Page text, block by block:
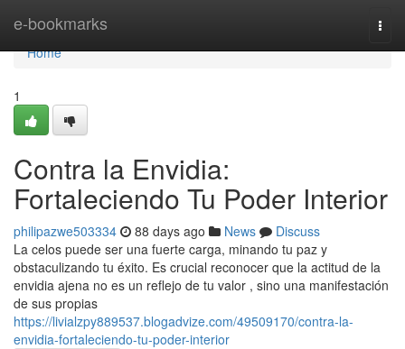
e-bookmarks
Home
Home
1
Contra la Envidia:
Fortaleciendo Tu Poder Interior
philipazwe503334 88 days ago News
Discuss
La celos puede ser una fuerte carga, minando tu paz y
obstaculizando tu éxito. Es crucial reconocer que la actitud de la
envidia ajena no es un reflejo de tu valor , sino una manifestación
de sus propias
https://livialzpy889537.blogadvize.com/49509170/contra-la-
envidia-fortaleciendo-tu-poder-interior